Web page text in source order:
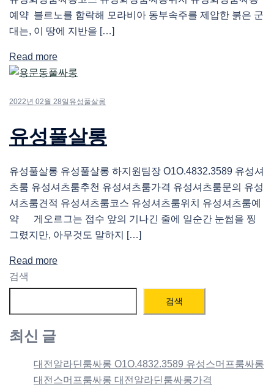
예약 블르노를 함락해 모라비아 동부속주를 제압한 붉은 군
대는, 이 땅에 지반을 […]
Read more
2022년 02월 28일 유성풀살롱
유성풀살롱
유성풀살롱 유성풀살롱 하지원팀장 O1O.4832.3589 유성셔
츠룸 유성셔츠룸추천 유성셔츠룸가격 유성셔츠룸문의 유성
셔츠룸견적 유성셔츠룸코스 유성셔츠룸위치 유성셔츠룸예
약 게오르그는 접수 앞의 기나긴 줄에 일순간 눈썹을 찡
그렸지만, 아무것도 말하지 […]
Read more
검색
검색
최신 글
대전알라딘룸싸롱 O1O.4832.3589 유성스머프룸싸롱
대전스머프룸싸롱 대전알라딘룸싸롱가격